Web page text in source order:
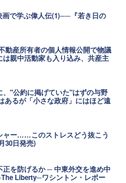
画で学ぶ偉人伝(1)──『若き日の
動産所有者の個人情報公開で物議
親中活動家も入り込み、共産主
"公約に掲げていた"はずの与野
あるが「小さな政府」にはほど遠
ャー……このストレスどう抜こう
30日発売)
を防げるか ─ 中東外交を進め中
Liberty─ワシントン・レポー